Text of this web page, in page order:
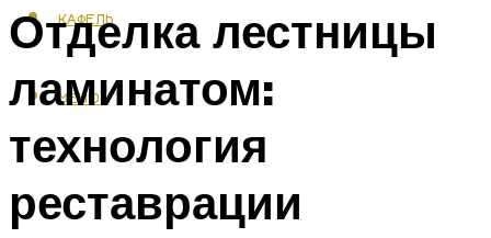
КАФЕЛЬ
МЕНЮ
Отделка лестницы
ламинатом:
технология
реставрации